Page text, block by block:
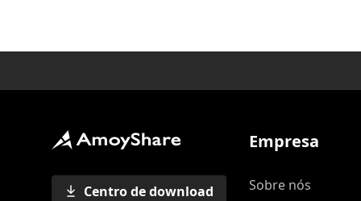
Centro de download
Empresa
Sobre nós